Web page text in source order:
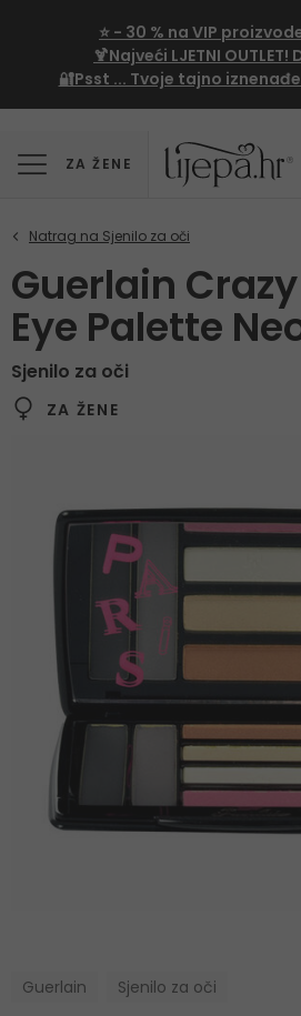
⭐ - 30 % na VIP
🍹Najveći LJETNI OUTLET!
🔐Psst ... Tvoje tajno
ZA ŽENE
Guerlain
Eye Palette
Sjenilo za oči
ZA ŽENE
Guerlain Sjenilo za oči